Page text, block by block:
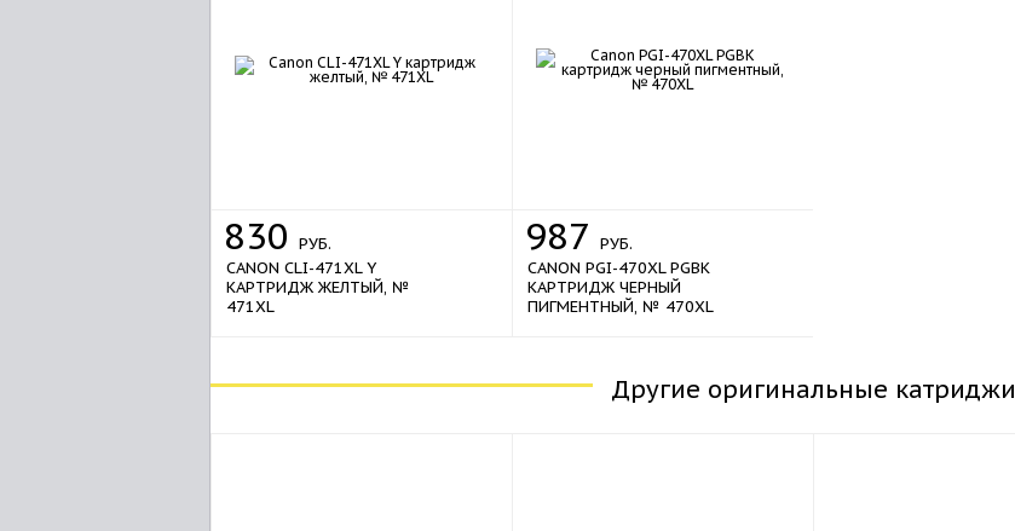
830 РУБ.
CANON CLI-471XL Y
КАРТРИДЖ ЖЕЛТЫЙ, №
471XL
987 РУБ.
CANON PGI-470XL PGBK
КАРТРИДЖ ЧЕРНЫЙ
ПИГМЕНТНЫЙ, № 470XL
Другие оригинальные катриджи